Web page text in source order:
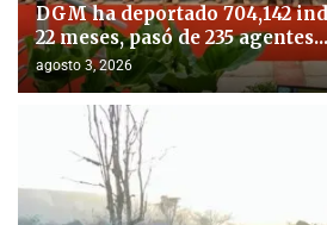
DGM ha deportado 704,142
22 meses, pasó de 235 agentes...
agosto 3, 2026